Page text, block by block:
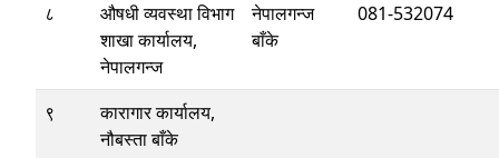
८
औषधी व्यवस्था विभाग
शाखा कार्यालय,
नेपालगन्ज
नेपालगन्ज
बाँके
081-532074
९
कारागार कार्यालय,
नौबस्ता बाँके